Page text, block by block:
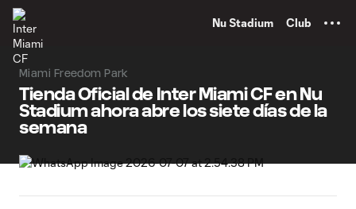
Nu Stadium Club
Miami Freedom Park
Tienda Oficial de Inter Miami CF en Nu
Stadium ahora abre los siete días de la
semana